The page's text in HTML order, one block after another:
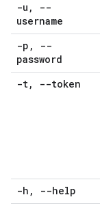
-u ,
--
username
-p ,
--
password
-t, --token
-h , --help